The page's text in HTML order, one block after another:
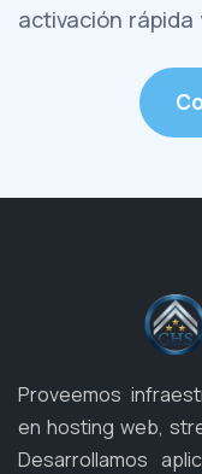
activación rápida
Proveemos
en hosting web,
Desarrollamos